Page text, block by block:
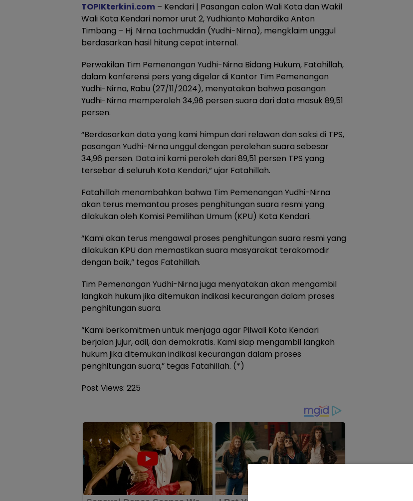
TOPIKterkini.com – Kendari | Pasangan calon Wali Kota dan Wakil
Wali Kota Kendari nomor urut 2, Yudhianto Mahardika Anton
Timbang – Hj. Nirna Lachmuddin (Yudhi-Nirna), mengklaim unggul
berdasarkan hasil hitung cepat internal.
Perwakilan Tim Pemenangan Yudhi-Nirna Bidang Hukum, Fatahillah,
dalam konferensi pers yang digelar di Kantor Tim Pemenangan
Yudhi-Nirna, Rabu (27/11/2024), menyatakan bahwa pasangan
Yudhi-Nirna memperoleh 34,96 persen suara dari data masuk 89,51
persen.
“Berdasarkan data yang kami himpun dari relawan dan saksi di TPS,
pasangan Yudhi-Nirna unggul dengan perolehan suara sebesar
34,96 persen. Data ini kami peroleh dari 89,51 persen TPS yang
tersebar di seluruh Kota Kendari,” ujar Fatahillah.
Fatahillah menambahkan bahwa Tim Pemenangan Yudhi-Nirna
akan terus memantau proses penghitungan suara resmi yang
dilakukan oleh Komisi Pemilihan Umum (KPU) Kota Kendari.
“Kami akan terus mengawal proses penghitungan suara resmi yang
dilakukan KPU dan memastikan suara masyarakat terakomodir
dengan baik,” tegas Fatahillah.
Tim Pemenangan Yudhi-Nirna juga menyatakan akan mengambil
langkah hukum jika ditemukan indikasi kecurangan dalam proses
penghitungan suara.
“Kami berkomitmen untuk menjaga agar Pilwali Kota Kendari
berjalan jujur, adil, dan demokratis. Kami siap mengambil langkah
hukum jika ditemukan indikasi kecurangan dalam proses
penghitungan suara,” tegas Fatahillah. (*)
Post Views: 225